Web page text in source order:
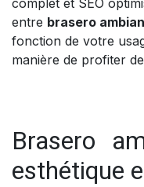
complet et SEO
entre brasero
fonction de votre
manière de profiter
Brasero
esthétique